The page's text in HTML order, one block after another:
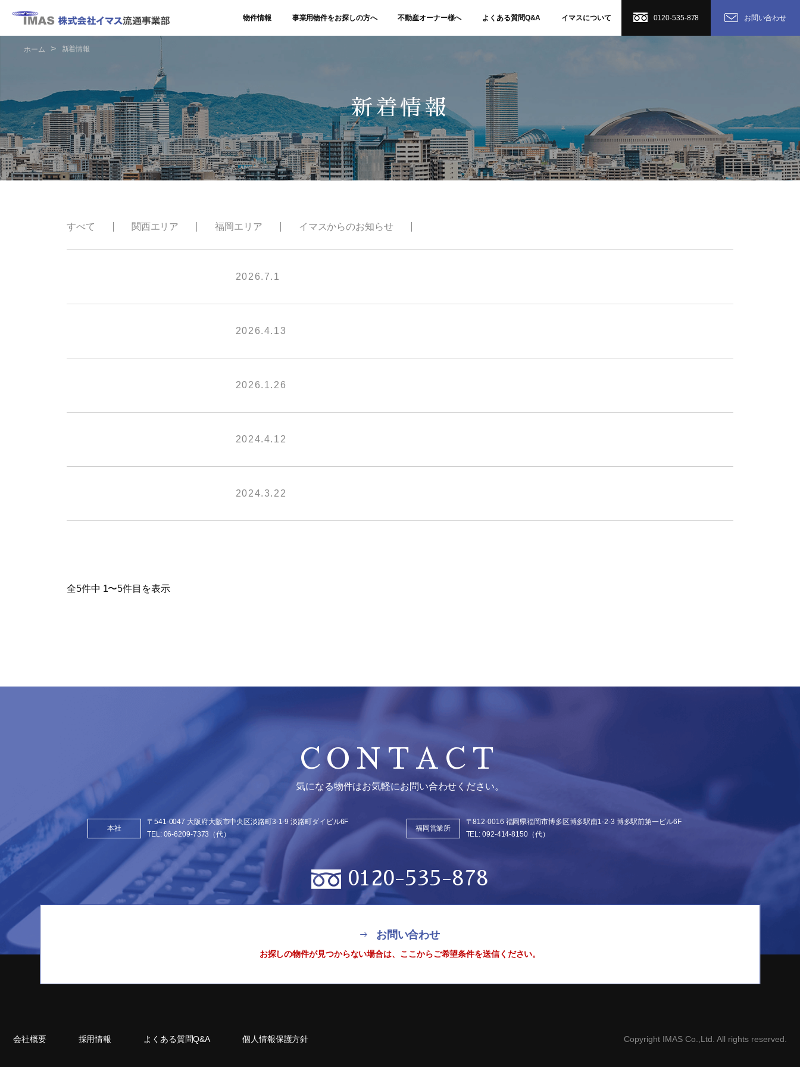
物件情報 事業用物件をお探しの方へ 不動産オーナー様へ よくある質問Q&A イマスについて 0120-535-878 お問い合わせ
ホーム 新着情報
新着情報
すべて 関西エリア 福岡エリア イマスからのお知らせ
2026.7.1
2026.4.13
2026.1.26
2024.4.12
2024.3.22
全5件中 1〜5件目を表示
CONTACT
気になる物件はお気軽にお問い合わせください。
本社
〒541-0047 大阪府大阪市中央区淡路町3-1-9淡路町ダイビル6F
TEL: 06-6209-7373 （代）
福岡営業所
〒812-0016 福岡県福岡市博多区博多駅南1-2-3 博多駅前第一ビル6F
TEL: 092-414-8150（代）
0120-535-878
お問い合わせ
お探しの物件が見つからない場合は、 ここからご希望条件を送信ください。
会社概要 採用情報 よくある質問Q&A 個人情報保護方針 Copyright IMAS Co.,Ltd. All rights reserved.